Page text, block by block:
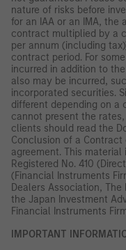
nature of risks before
for an IAA or an IMA,
contract multiplied by a
per annum (including
contract period. For
incurred in addition to
also may be incurred,
incorporated securities.
different depending on a
cannot present the
clients should read the
Conclusion of a
agreement. This material
Registered No. 410
(Financial Instruments
Dealers Association,
the Japan Investment
Financial Instruments
IMPORTANT